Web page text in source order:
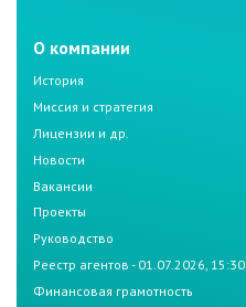
О компании
История
Миссия и стратегия
Лицензии и др.
Новости
Вакансии
Проекты
Руководство
Реестр агентов - 01.07.2026, 15:30
Финансовая грамотность